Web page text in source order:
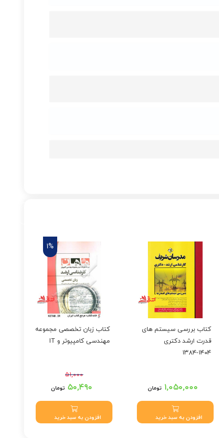
کتاب بررسی سیستم های
قدرت ارشد دکتری
۱۴۰۴-۱۳۸۴
۱,۰۵۰,۰۰۰ تومان
افزودن به سبد خرید
1%
کتاب زبان تخصصی مجموعه
مهندسی کامپیوتر و IT
۵۱,۰۰۰
قیمت اصلی: ۵۱,۰۰۰
تومان بود.
۵۰,۴۹۰ تومان
قیمت فعلی: ۵۰,۴۹۰
تومان.
افزودن به سبد خرید